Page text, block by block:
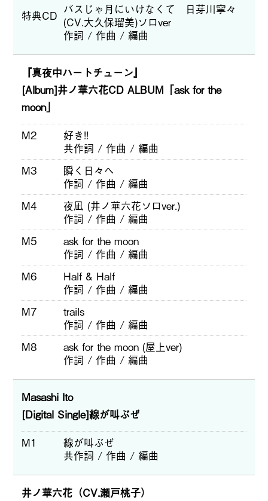
特典CD バスじゃ月にいけなくて 日芽川寧々
(CV.大久保瑠美)ソロver
作詞 / 作曲 / 編曲
『真夜中ハートチューン』
[Album]井ノ華六花CD ALBUM「ask for the
moon」
M2
好き!!
共作詞 / 作曲 / 編曲
M3
瞬く日々へ
作詞 / 作曲 / 編曲
M4
夜凪 (井ノ華六花ソロver.)
作詞 / 作曲 / 編曲
M5
ask for the moon
作詞 / 作曲 / 編曲
M6
Half & Half
作詞 / 作曲 / 編曲
M7
trails
作詞 / 作曲 / 編曲
M8
ask for the moon (屋上ver)
作詞 / 作曲 / 編曲
Masashi Ito
[Digital Single]線が叫ぶぜ
M1
線が叫ぶぜ
共作詞 / 作曲 / 編曲
井ノ華六花（CV.瀬戸桃子）